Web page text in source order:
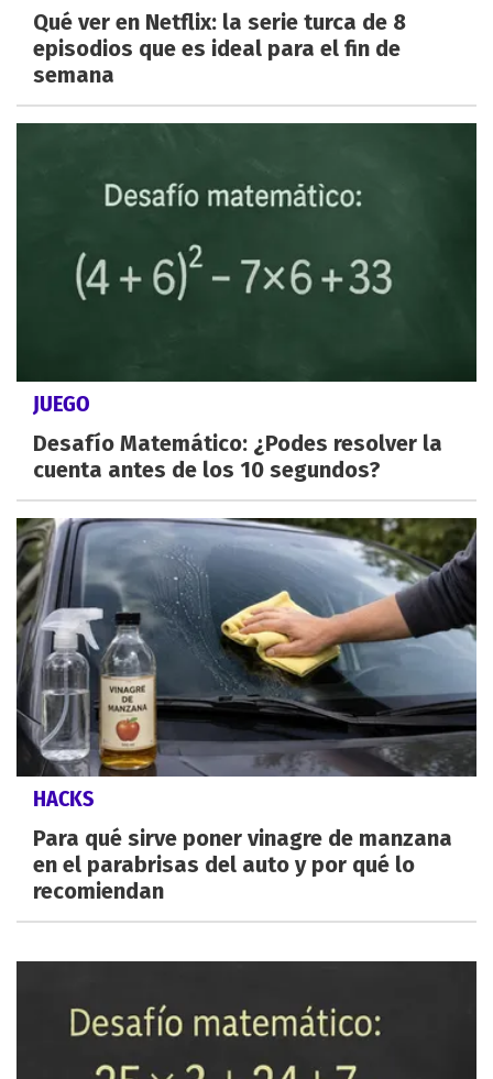
Qué ver en Netflix: la serie turca de 8
episodios que es ideal para el fin de
semana
JUEGO
Desafío Matemático: ¿Podes resolver la
cuenta antes de los 10 segundos?
HACKS
Para qué sirve poner vinagre de manzana
en el parabrisas del auto y por qué lo
recomiendan